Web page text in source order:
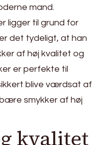
mand.
ligger til grund for
det tydeligt, at han
af høj kvalitet og
er perfekte til
blive værdsat af
smykker af høj
kvalitet